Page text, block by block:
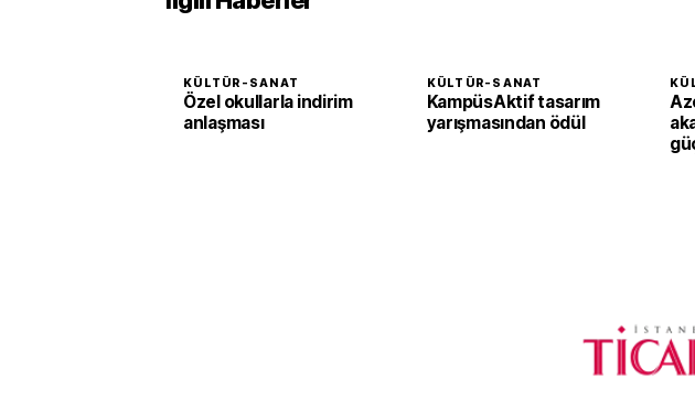
KÜLTÜR-SANAT
Özel okullarla indirim
anlaşması
KÜLTÜR-SANAT
KampüsAktif tasarım
yarışmasından ödül